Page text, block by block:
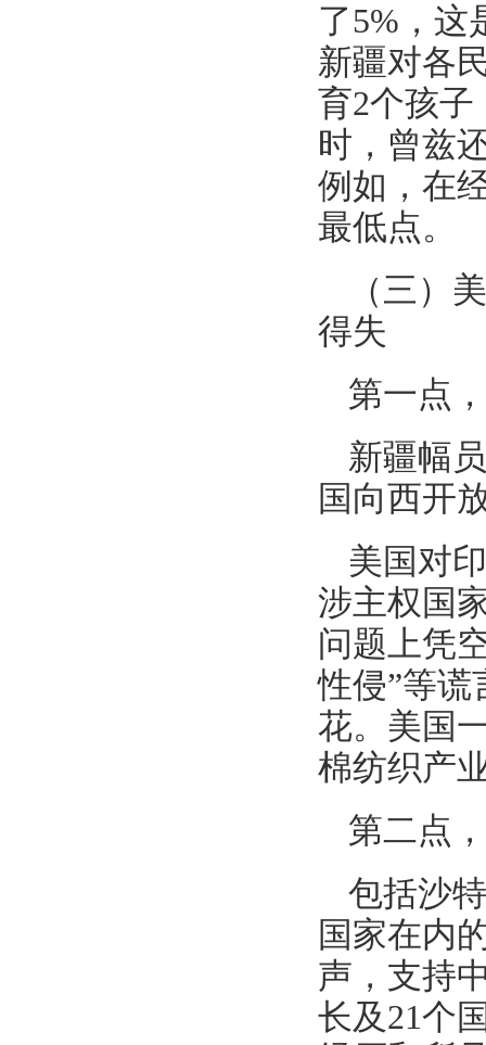
了5%，这
新疆对各
育2个孩子
时，曾兹
例如，在
最低点。
（三）
得失
第一点
新疆幅
国向西开
美国对
涉主权国
问题上凭
性侵”等谎
花。美国
棉纺织产
第二点
包括沙
国家在内
声，支持
长及21个